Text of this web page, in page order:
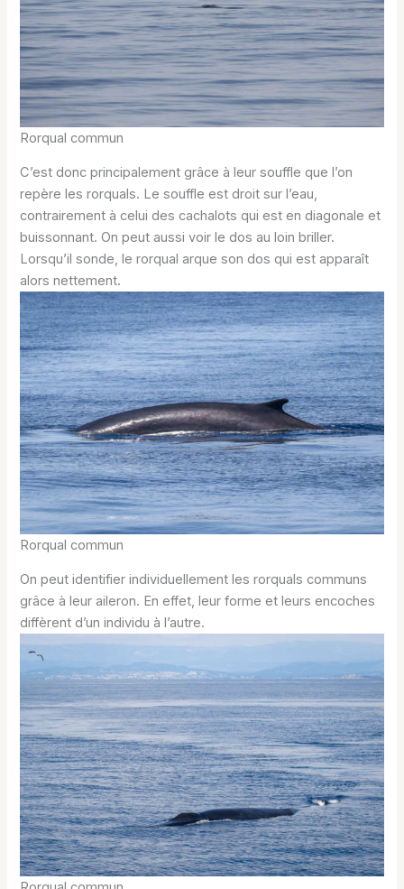
Rorqual commun
C’est donc principalement grâce à leur souffle que l’on
repère les rorquals. Le souffle est droit sur l’eau,
contrairement à celui des cachalots qui est en diagonale et
buissonnant. On peut aussi voir le dos au loin briller.
Lorsqu’il sonde, le rorqual arque son dos qui est apparaît
alors nettement.
Rorqual commun
On peut identifier individuellement les rorquals communs
grâce à leur aileron. En effet, leur forme et leurs encoches
diffèrent d’un individu à l’autre.